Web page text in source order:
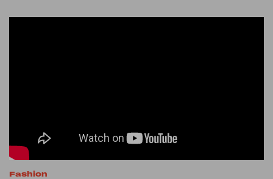
Fashion